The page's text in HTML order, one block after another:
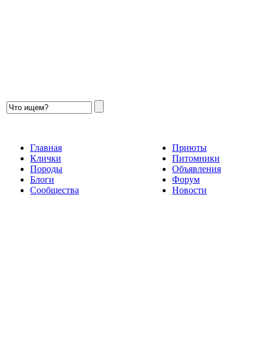
Главная
Клички
Породы
Блоги
Сообщества
Приюты
Питомники
Объявления
Форум
Новости